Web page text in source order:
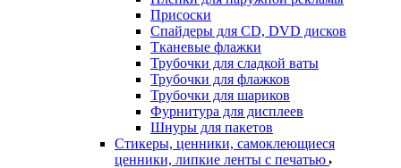
Присоски
Спайдеры для CD, DVD дисков
Тканевые флажки
Трубочки для сладкой ваты
Трубочки для флажков
Трубочки для шариков
Фурнитура для дисплеев
Шнуры для пакетов
Стикеры, ценники, самоклеющиеся
ценники, липкие ленты с печатью